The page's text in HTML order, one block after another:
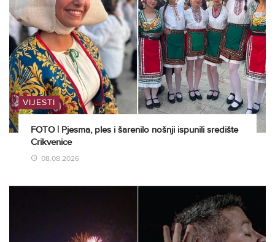
VIJESTI
FOTO | Pjesma, ples i šarenilo nošnji ispunili središte
Crikvenice
08.08.2026